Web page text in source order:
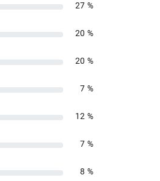
27 %
20 %
20 %
7 %
12 %
7 %
8 %